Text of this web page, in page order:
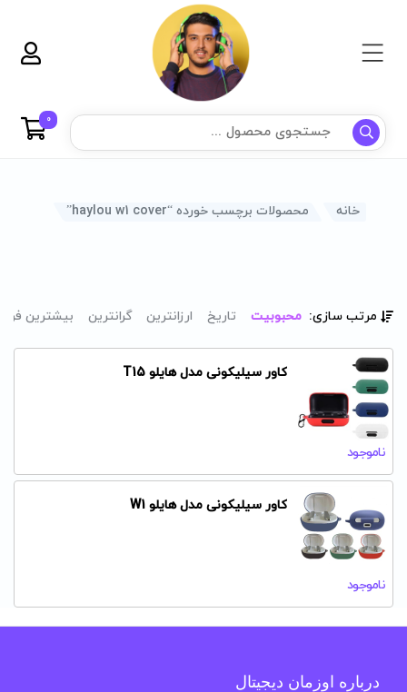
0
خانه محصولات برچسب خورده “haylou w1 cover”
مرتب سازی: محبوبیت تاریخ ارزانترین گرانترین بیشترین
کاور سیلیکونی مدل هایلو T15
ناموجود
کاور سیلیکونی مدل هایلو W1
ناموجود
درباره اوزمان دیجیتال